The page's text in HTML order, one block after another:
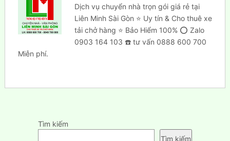
Dịch vụ chuyển nhà trọn gói giá rẻ tại
Liên Minh Sài Gòn ⭐ Uy tín & Cho thuê xe
tải chở hàng ⭐ Bảo Hiểm 100% ⭕ Zalo
0903 164 103 ☎️ tư vấn 0888 600 700
Miễn phí.
Tìm kiếm
Tìm kiếm